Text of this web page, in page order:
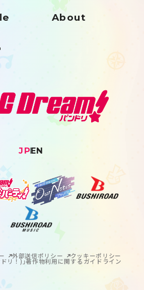
About
JPEN
外部送信ポリシー クッキーポリシー
リ！)｣著作物利用に関するガイドライン